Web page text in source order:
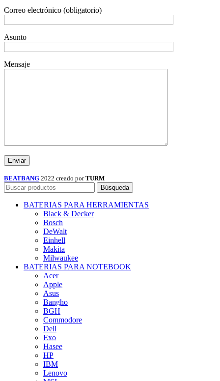
Correo electrónico (obligatorio)
Asunto
Mensaje
BEATBANG 2022 creado porTURM
Búsqueda
BATERIAS PARA HERRAMIENTAS
Black & Decker
Bosch
DeWalt
Einhell
Makita
Milwaukee
BATERIAS PARA NOTEBOOK
Acer
Apple
Asus
Bangho
BGH
Commodore
Dell
Exo
Hasee
HP
IBM
Lenovo